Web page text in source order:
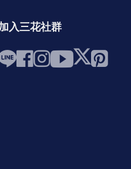
入三花社群